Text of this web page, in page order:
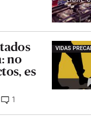
VIDAS
no
es
1